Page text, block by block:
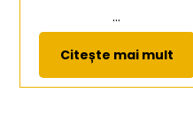
...
Citește mai mult